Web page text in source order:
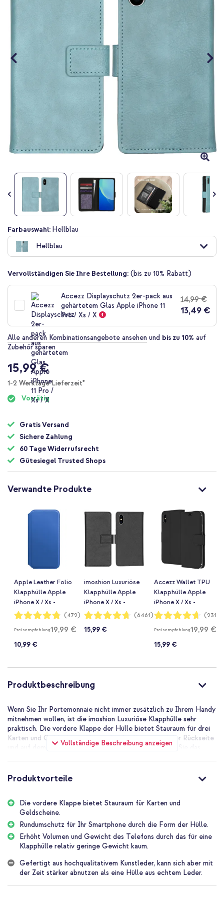
Zum
Anfang
Bildgalerie
Farbauswahl: Hellblau
Hellblau
Vervollständigen Sie Ihre Bestellung: (bis zu 10% Rabatt)
Accezz Displayschutz 2er-pack aus
gehärtetem Glas Apple iPhone 11
Pro / Xs / X
14,99 €
13,49 €
Alle anderen Kombinationsangebote ansehen und bis zu 10% auf
Zubehör sparen
15,99 €
1-2 Werktage Lieferzeit*
Vorrätig
Gratis Versand
Sichere Zahlung
60 Tage Widerrufsrecht
Gütesiegel Trusted Shops
Verwandte Produkte
Apple Leather Folio
Klapphülle Apple
iPhone X / Xs -
Electric Blue
Bewertung:
96%
(472)
Preisempfehlung19,99 €
10,99 €
imoshion Luxuriöse
Klapphülle Apple
iPhone X / Xs -
Schwarz
Bewertung:
94%
(6461)
15,99 €
Accezz Wallet TPU
Klapphülle Apple
iPhone X / Xs -
Schwarz
Bewertung:
93%
(2319)
Preisempfehlung19,99 €
15,99 €
Produktbeschreibung
Vollständige Beschreibung anzeigen
Wenn Sie Ihr Portemonnaie nicht immer zusätzlich zu Ihrem Handy
mitnehmen wollen, ist die imoshion Luxuriöse Klapphülle sehr
praktisch. Die vordere Klappe der Hülle bietet Stauraum für drei
Karten und Geldscheine. Vermeiden Sie Kratzer auf der Rückseite
und auf dem Bildschirm Ihres Smartphones, auch wenn Sie das
An der Innenseite der Klapphülle befindet sich eine flexible
über den Bildschirm des Geräts hinaus. Dadurch wird auch der
Rand des Smartphone-Displays vor Stößen geschützt. Die
Frontklappe hält die Hülle dank eines starken Magnetverschlusses
auch bei einem Sturz oder Aufprall sicher geschlossen.
Moderne und schlanke Passform
Die Hülle ist aus Kunstleder gefertigt und ist in mehreren Farben
erhältlich. Entscheiden Sie sich für ein neutrales Schwarz oder
gefällt Ihnen eine blaue, grüne oder graue Hülle besser? Der
Produktvorteile
Die vordere Klappe bietet Stauraum für Karten und
Geldscheine.
Rundumschutz für Ihr Smartphone durch die Form der Hülle.
Erhöht Volumen und Gewicht des Telefons durch das für eine
Klapphülle relativ geringe Gewicht kaum.
Gefertigt aus hochqualitativem Kunstleder, kann sich aber mit
der Zeit stärker abnutzen als eine Hülle aus echtem Leder.